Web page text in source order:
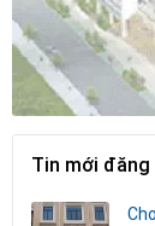
Tin mới đăng